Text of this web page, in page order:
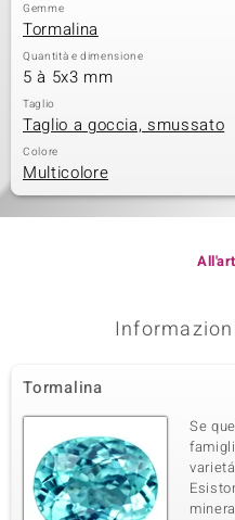
Gemme
Tormalina
Quantità e dimensione
5 à 5x3 mm
Taglio
Taglio a goccia, smussato
Colore
Multicolore
Tormalina
Se